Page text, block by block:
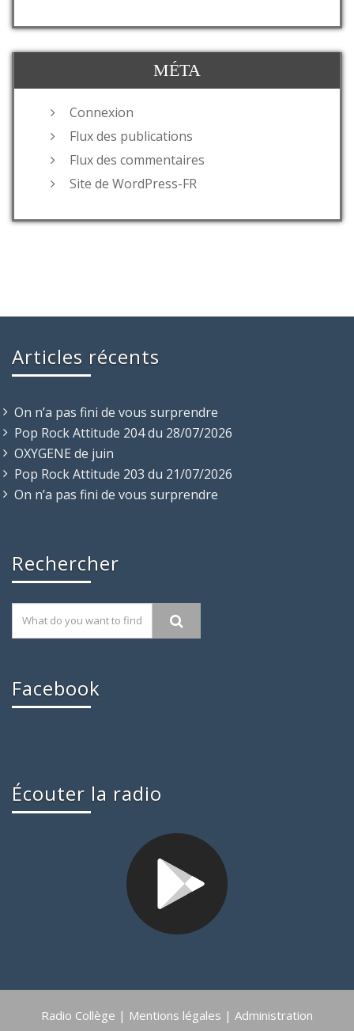
MÉTA
Connexion
Flux des publications
Flux des commentaires
Site de WordPress-FR
Articles récents
On n’a pas fini de vous surprendre
Pop Rock Attitude 204 du 28/07/2026
OXYGENE de juin
Pop Rock Attitude 203 du 21/07/2026
On n’a pas fini de vous surprendre
Rechercher
Facebook
Écouter la radio
Radio Collège | Mentions légales | Administration